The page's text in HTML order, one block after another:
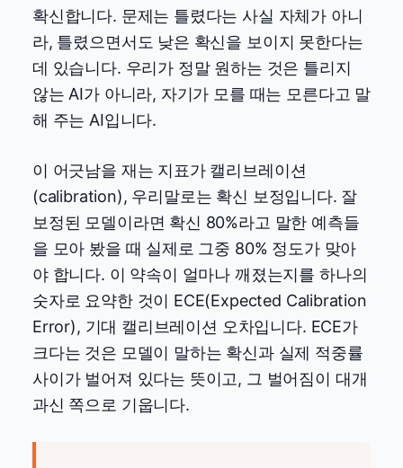
확신합니다. 문제는 틀렸다는 사실 자체가 아니
라, 틀렸으면서도 낮은 확신을 보이지 못한다는
데 있습니다. 우리가 정말 원하는 것은 틀리지
않는 AI가 아니라, 자기가 모를 때는 모른다고 말
해 주는 AI입니다.
이 어긋남을 재는 지표가 캘리브레이션
(calibration), 우리말로는 확신 보정입니다. 잘
보정된 모델이라면 확신 80%라고 말한 예측들
을 모아 봤을 때 실제로 그중 80% 정도가 맞아
야 합니다. 이 약속이 얼마나 깨졌는지를 하나의
숫자로 요약한 것이 ECE(Expected Calibration
Error), 기대 캘리브레이션 오차입니다. ECE가
크다는 것은 모델이 말하는 확신과 실제 적중률
사이가 벌어져 있다는 뜻이고, 그 벌어짐이 대개
과신 쪽으로 기웁니다.